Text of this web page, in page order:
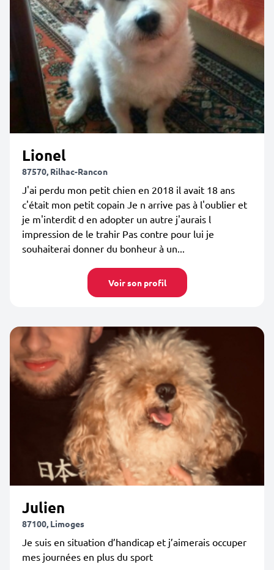
Lionel
87570, Rilhac-Rancon
J'ai perdu mon petit chien en 2018 il avait 18 ans
c'était mon petit copain Je n arrive pas à l'oublier et
je m'interdit d en adopter un autre j'aurais l
impression de le trahir Pas contre pour lui je
souhaiterai donner du bonheur à un...
Voir son profil
Julien
87100, Limoges
Je suis en situation d’handicap et j’aimerais occuper
mes journées en plus du sport